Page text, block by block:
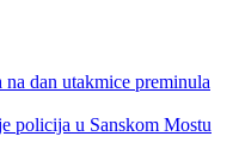
dan utakmice preminula
policija u Sanskom Mostu